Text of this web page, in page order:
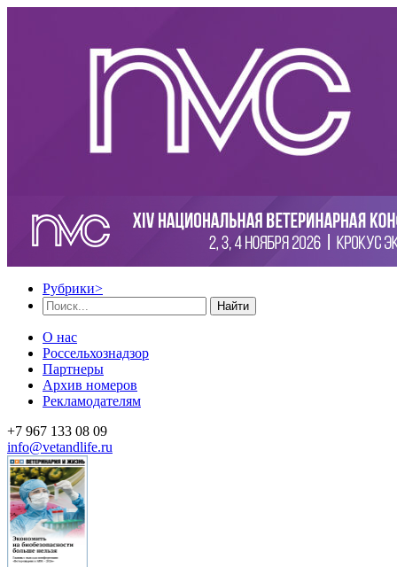
Рубрики>
Найти
О нас
Россельхознадзор
Партнеры
Архив номеров
Рекламодателям
+7 967 133 08 09
info@vetandlife.ru